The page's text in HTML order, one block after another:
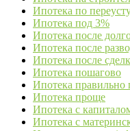
Ипотека по
Ипотека под 3%
Ипотека после
Ипотека после
Ипотека после
Ипотека пошагово
Ипотека правильно
Ипотека проще
Ипотека с
Ипотека с